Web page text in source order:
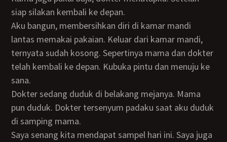
siap silakan kembali ke depan.
Aku bangun, membersihkan diri di kamar mandi
lantas memakai pakaian. Keluar dari kamar mandi,
ternyata sudah kosong. Sepertinya mama dan dokter
telah kembali ke depan. Kubuka pintu dan menuju ke
sana.
Dokter sedang duduk di belakang mejanya. Mama
pun duduk. Dokter tersenyum padaku saat aku duduk
di samping mama.
Saya senang kita mendapat sampel hari ini. Saya juga